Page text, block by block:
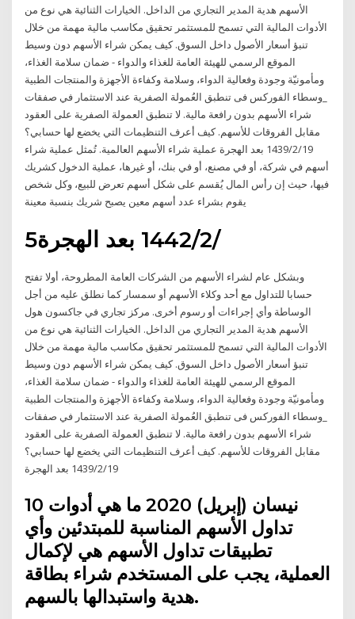
الأسهم هدية المدير التجاري من الداخل. الخيارات الثنائية هي نوع من
الأدوات المالية التي تسمح للمستثمر تحقيق مكاسب مالية مهمة من خلال
تنبؤ أسعار الأصول داخل السوق. كيف يمكن شراء الأسهم دون وسيط
الموقع الرسمي للهيئة العامة للغذاء والدواء - ضمان سلامة الغذاء،
ومأمونيّة وجودة وفعالية الدواء، وسلامة وكفاءة الأجهزة والمنتجات الطبية
_وسطاء الفوركس فى تنطبق العُمولة الصفرية عند الاستثمار في صفقات
شراء الأسهم بدون رافعة مالية. لا تنطبق العمولة الصفرية على العقود
مقابل الفروقات للأسهم. كيف أعرف التنظيمات التي يخضع لها حسابي؟
19‏‏/2‏‏/1439 بعد الهجرة عملية شراء الأسهم العالمية. تُمثل عملية شراء
أسهم في شركة، أو في مصنع، أو في بنك، أو غيرها، عملية الدخول كشريك
فيها، حيث إن رأس المال يُقسم على شكل أسهم تعرض للبيع، وكل شخص
يقوم بشراء عدد أسهم معين يصبح شريك بنسبة معينة
5‏‏/2‏‏/1442 بعد الهجرة
وبشكل عام لشراء الأسهم من الشركات العامة المطروحة، أولا تفتح
حسابا للتداول مع أحد وكلاء الأسهم أو سمسار كما نطلق عليه من أجل
الوساطة وأي إجراءات أو رسوم أخرى. مركز تجاري في جاكسون هول
الأسهم هدية المدير التجاري من الداخل. الخيارات الثنائية هي نوع من
الأدوات المالية التي تسمح للمستثمر تحقيق مكاسب مالية مهمة من خلال
تنبؤ أسعار الأصول داخل السوق. كيف يمكن شراء الأسهم دون وسيط
الموقع الرسمي للهيئة العامة للغذاء والدواء - ضمان سلامة الغذاء،
ومأمونيّة وجودة وفعالية الدواء، وسلامة وكفاءة الأجهزة والمنتجات الطبية
_وسطاء الفوركس فى تنطبق العُمولة الصفرية عند الاستثمار في صفقات
شراء الأسهم بدون رافعة مالية. لا تنطبق العمولة الصفرية على العقود
مقابل الفروقات للأسهم. كيف أعرف التنظيمات التي يخضع لها حسابي؟
19‏‏/2‏‏/1439 بعد الهجرة
10 نيسان (إبريل) 2020 ما هي أدوات
تداول الأسهم المناسبة للمبتدئين وأي
تطبيقات تداول الأسهم هي لإكمال
العملية، يجب على المستخدم شراء بطاقة
هدية واستبدالها بالسهم.